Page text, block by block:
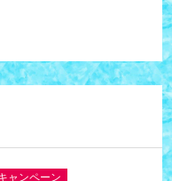
ャンペーン